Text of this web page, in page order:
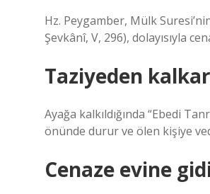
Hz. Peygamber, Mülk
Şevkânî, V, 296), dolayısıyla
Taziyeden
Ayağa kalkıldığında “Ebedi
önünde durur ve ölen kişiye
Cenaze evine